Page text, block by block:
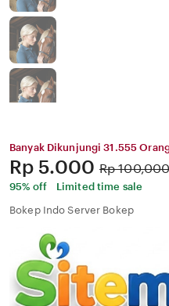
Banyak Dikunjungi 31.555
Price:
Rp 5.000 Original
Price:
Rp
95% off
Limited time sale
Bokep Indo Server Bokep